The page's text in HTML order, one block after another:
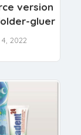
version
gluer
2022